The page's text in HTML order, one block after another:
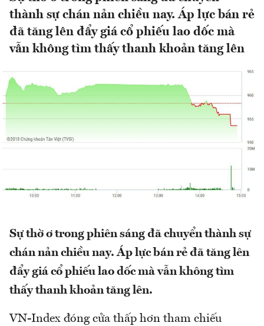
thành sự chán nản chiều nay. Áp lực bán rẻ
đã tăng lên đẩy giá cổ phiếu lao dốc mà
vẫn không tìm thấy thanh khoản tăng lên
Sự thờ ơ trong phiên sáng đã chuyển thành sự
chán nản chiều nay. Áp lực bán rẻ đã tăng lên
đẩy giá cổ phiếu lao dốc mà vẫn không tìm
thấy thanh khoản tăng lên.
VN-Index đóng cửa thấp hơn tham chiếu